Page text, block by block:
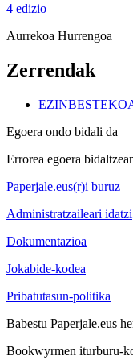
4 edizio
Aurrekoa Hurrengoa
Zerrendak
Egoera ondo bidali da
Errorea egoera
Paperjale.eus(r)i buruz
Administratzaileari idatzi
Dokumentazioa
Jokabide-kodea
Pribatutasun-politika
Babestu Paperjale.eus
Bookwyrmen iturburu-